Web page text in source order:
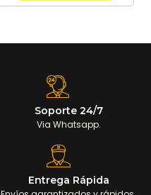
Soporte 24/7
Via Whatsapp.
Entrega Rápida